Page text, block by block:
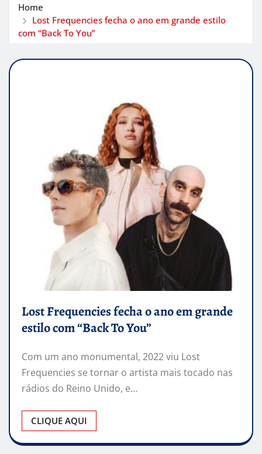
Home
Lost Frequencies fecha o ano em grande estilo
com “Back To You”
Lost Frequencies fecha o ano em grande
estilo com “Back To You”
Com um ano monumental, 2022 viu Lost
Frequencies se tornar o artista mais tocado nas
rádios do Reino Unido, e…
CLIQUE AQUI